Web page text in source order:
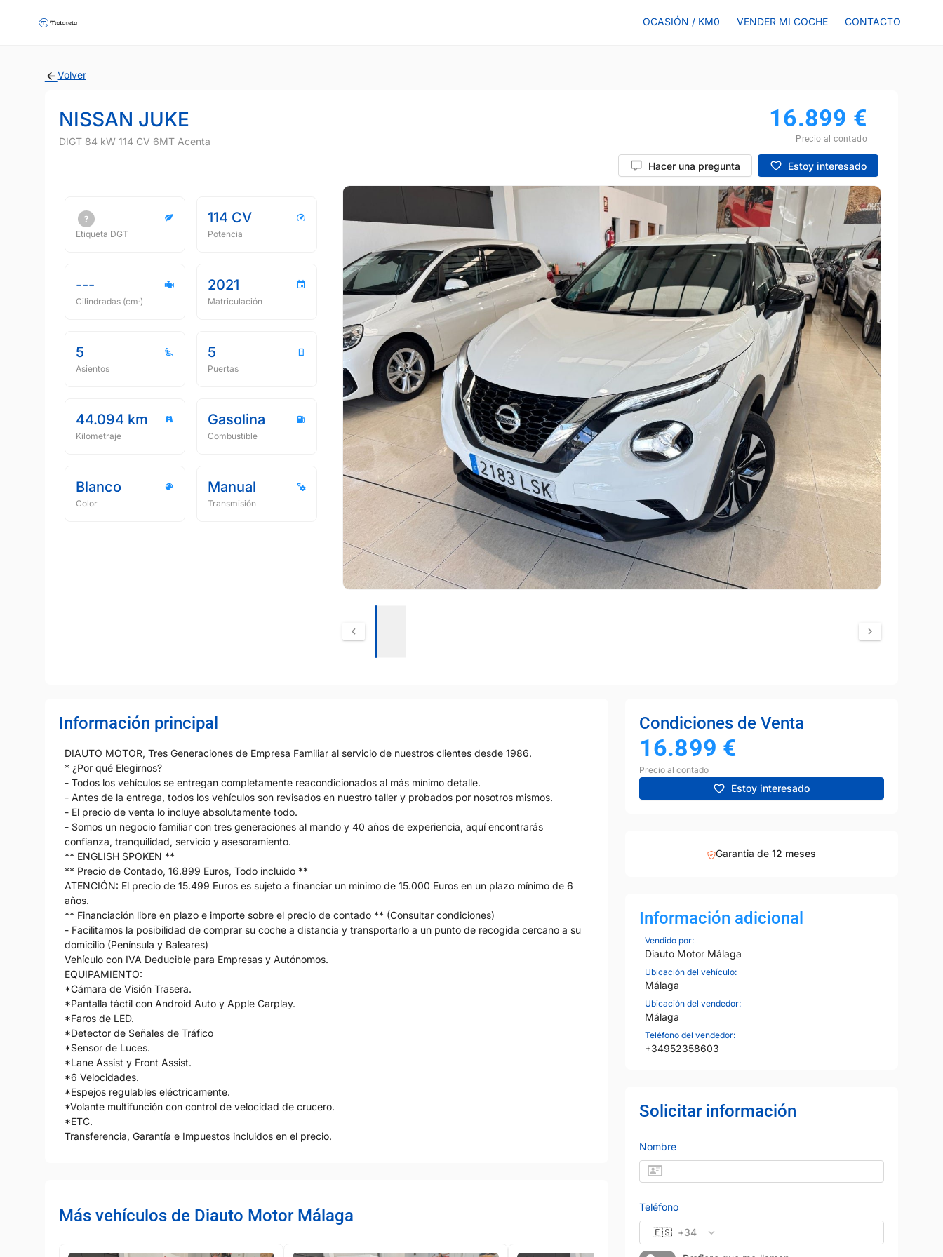
OCASIÓN / KM0 VENDER MI COCHE CONTACTO
Volver
NISSAN JUKE
DIGT 84 kW 114 CV 6MT Acenta
16.899 €
Precio al contado
Hacer una pregunta Estoy interesado
Etiqueta DGT
114 CV
Potencia
---
Cilindradas (cmᵌ)
2021
Matriculación
5
Asientos
5
Puertas
44.094 km
Kilometraje
Gasolina
Combustible
Blanco
Color
Manual
Transmisión
Información principal
DIAUTO MOTOR, Tres Generaciones de Empresa Familiar al servicio de nuestros clientes desde 1986.
* ¿Por qué Elegirnos?
- Todos los vehículos se entregan completamente reacondicionados al más mínimo detalle.
- Antes de la entrega, todos los vehículos son revisados en nuestro taller y probados por nosotros mismos.
- El precio de venta lo incluye absolutamente todo.
- Somos un negocio familiar con tres generaciones al mando y 40 años de experiencia, aquí encontrarás
confianza, tranquilidad, servicio y asesoramiento.
** ENGLISH SPOKEN **
** Precio de Contado, 16.899 Euros, Todo incluido **
ATENCIÓN: El precio de 15.499 Euros es sujeto a financiar un mínimo de 15.000 Euros en un plazo mínimo de 6
años.
** Financiación libre en plazo e importe sobre el precio de contado ** (Consultar condiciones)
- Facilitamos la posibilidad de comprar su coche a distancia y transportarlo a un punto de recogida cercano a su
domicilio (Península y Baleares)
Vehículo con IVA Deducible para Empresas y Autónomos.
EQUIPAMIENTO:
*Cámara de Visión Trasera.
*Pantalla táctil con Android Auto y Apple Carplay.
*Faros de LED.
*Detector de Señales de Tráfico
*Sensor de Luces.
*Lane Assist y Front Assist.
*6 Velocidades.
*Espejos regulables eléctricamente.
*Volante multifunción con control de velocidad de crucero.
*ETC.
Transferencia, Garantía e Impuestos incluidos en el precio.
Más vehículos de Diauto Motor Málaga
Condiciones de Venta
16.899 €
Precio al contado
Estoy interesado
Garantia de 12 meses
Información adicional
Vendido por:
Diauto Motor Málaga
Ubicación del vehículo:
Málaga
Ubicación del vendedor:
Málaga
Teléfono del vendedor:
+34952358603
Solicitar información
Nombre
Teléfono
🇪🇸 +34